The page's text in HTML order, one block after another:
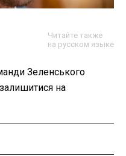
Читайте также
на русском языке
Зеленського
на